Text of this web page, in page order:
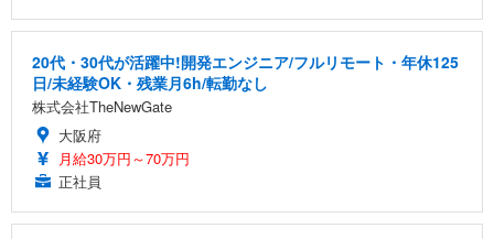
20代・30代が活躍中!開発エンジニア/フルリモート・年休125
日/未経験OK・残業月6h/転勤なし
株式会社TheNewGate
大阪府
月給30万円～70万円
正社員